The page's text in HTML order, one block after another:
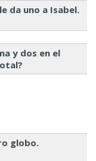
da uno a Isabel.
y dos en el
globo.